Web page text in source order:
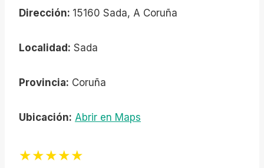
Dirección: 15160 Sada, A Coruña
Localidad: Sada
Provincia: Coruña
Ubicación: Abrir en Maps
★★★★★